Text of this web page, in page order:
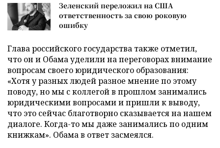
Зеленский переложил на США
ответственность за свою роковую
ошибку
Глава российского государства также отметил,
что он и Обама уделили на переговорах внимание
вопросам своего юридического образования:
«Хотя у разных людей разное мнение по этому
поводу, но мы с коллегой в прошлом занимались
юридическими вопросами и пришли к выводу,
что это сейчас благотворно сказывается на нашем
диалоге. Когда-то мы даже занимались по одним
книжкам». Обама в ответ засмеялся.